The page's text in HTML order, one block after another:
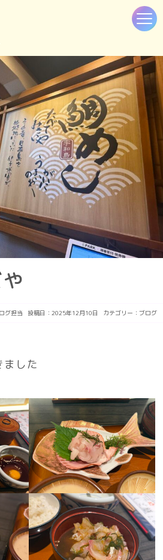
グ担当 投稿日：2025年12月10日 カテゴリー： ブログ
した